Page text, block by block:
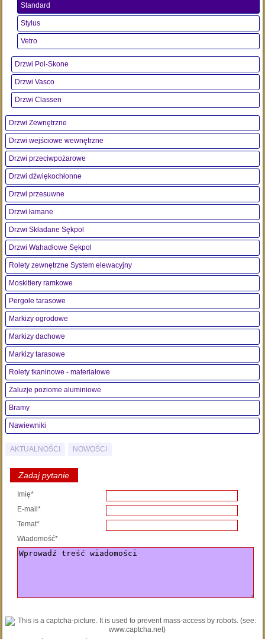
Standard
Stylus
Vetro
Drzwi Pol-Skone
Drzwi Vasco
Drzwi Classen
Drzwi Zewnętrzne
Drzwi wejściowe wewnętrzne
Drzwi przeciwpożarowe
Drzwi dźwiękochłonne
Drzwi przesuwne
Drzwi łamane
Drzwi Składane Sękpol
Drzwi Wahadłowe Sękpol
Rolety zewnętrzne System elewacyjny
Moskitiery ramkowe
Pergole tarasowe
Markizy ogrodowe
Markizy dachowe
Markizy tarasowe
Rolety tkaninowe - materiałowe
Żaluzje poziome aluminiowe
Bramy
Nawiewniki
AKTUALNOŚCI NOWOŚCI
Zadaj pytanie
Imię*
E-mail*
Temat*
Wiadomość*